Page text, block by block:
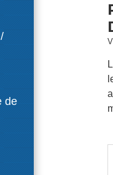
de